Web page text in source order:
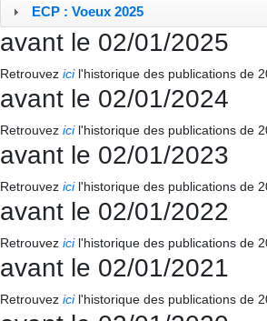
ECP : Voeux 2025
avant le 02/01/2025
Retrouvezicil'historique des publications de
avant le 02/01/2024
Retrouvezicil'historique des publications de
avant le 02/01/2023
Retrouvezicil'historique des publications de
avant le 02/01/2022
Retrouvezicil'historique des publications de
avant le 02/01/2021
Retrouvezicil'historique des publications de